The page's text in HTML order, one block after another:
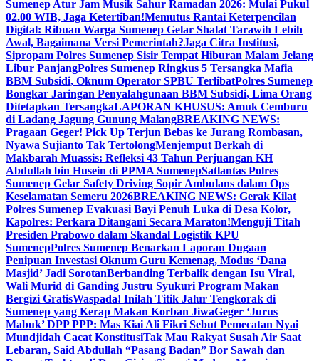
Sumenep Atur Jam Musik Sahur Ramadan 2026: Mulai Pukul
02.00 WIB, Jaga Ketertiban!Memutus Rantai Keterpencilan
Digital: Ribuan Warga Sumenep Gelar Shalat Tarawih Lebih
Awal, Bagaimana Versi Pemerintah?Jaga Citra Institusi,
Sipropam Polres Sumenep Sisir Tempat Hiburan Malam Jelang
Libur PanjangPolres Sumenep Ringkus 5 Tersangka Mafia
BBM Subsidi, Oknum Operator SPBU TerlibatPolres Sumenep
Bongkar Jaringan Penyalahgunaan BBM Subsidi, Lima Orang
Ditetapkan TersangkaLAPORAN KHUSUS: Amuk Cemburu
di Ladang Jagung Gunung MalangBREAKING NEWS:
Pragaan Geger! Pick Up Terjun Bebas ke Jurang Rombasan,
Nyawa Sujianto Tak TertolongMenjemput Berkah di
Makbarah Muassis: Refleksi 43 Tahun Perjuangan KH
Abdullah bin Husein di PPMA SumenepSatlantas Polres
Sumenep Gelar Safety Driving Sopir Ambulans dalam Ops
Keselamatan Semeru 2026BREAKING NEWS: Gerak Kilat
Polres Sumenep Evakuasi Bayi Penuh Luka di Desa Kolor,
Kapolres: Perkara Ditangani Secara Maraton!Menguji Titah
Presiden Prabowo dalam Skandal Logistik KPU
SumenepPolres Sumenep Benarkan Laporan Dugaan
Penipuan Investasi Oknum Guru Kemenag, Modus ‘Dana
Masjid’ Jadi SorotanBerbanding Terbalik dengan Isu Viral,
Wali Murid di Ganding Justru Syukuri Program Makan
Bergizi GratisWaspada! Inilah Titik Jalur Tengkorak di
Sumenep yang Kerap Makan Korban JiwaGeger ‘Jurus
Mabuk’ DPP PPP: Mas Kiai Ali Fikri Sebut Pemecatan Nyai
Mundjidah Cacat KonstitusiTak Mau Rakyat Susah Air Saat
Lebaran, Said Abdullah “Pasang Badan” Bor Sawah dan